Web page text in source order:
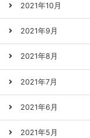
2021年10月
2021年9月
2021年8月
2021年7月
2021年6月
2021年5月